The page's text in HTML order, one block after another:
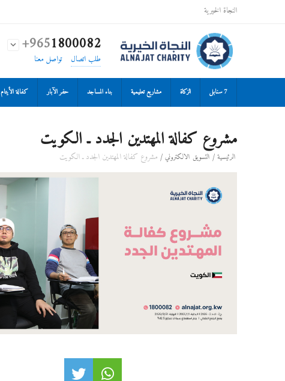
النجاة الخيرية
+9651800082

طلب اتصال تواصل معنا
7 سنابل الزكاة مشاريع تعليمية بناء المساجد حفر الآبار كفالة الأيتام
مشروع كفالة المهتدين الجدد ـ الكويت
الرئيسية/ التسويق الالكتروني/ مشروع كفالة المهتدين الجدد ـ الكويت